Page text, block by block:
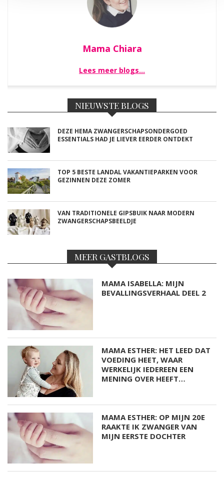
Mama Chiara
Lees meer blogs…
NIEUWSTE BLOGS
DEZE HEMA ZWANGERSCHAPSONDERGOED
ESSENTIALS HAD JE LIEVER EERDER ONTDEKT
TOP 5 BESTE LANDAL VAKANTIEPARKEN VOOR
GEZINNEN DEZE ZOMER
VAN TRADITIONELE GIPSBUIK NAAR MODERN
ZWANGERSCHAPSBEELDJE
MEER GASTBLOGS
MAMA ISABELLA: MIJN
BEVALLINGSVERHAAL DEEL 2
MAMA ESTHER: HET LEED DAT
VOEDING HEET, WAAR
WERKELIJK IEDEREEN EEN
MENING OVER HEEFT…
MAMA ESTHER: OP MIJN 20E
RAAKTE IK ZWANGER VAN
MIJN EERSTE DOCHTER